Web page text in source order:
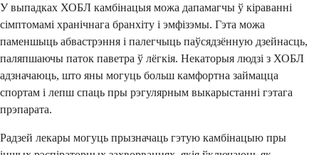
У выпадках ХОБЛ камбінацыя можа дапамагчы ў кіраванні
сімптомамі хранічнага бранхіту і эмфізэмы. Гэта можа
паменшыць абвастрэння і палегчыць паўсядзённую дзейнасць,
паляпшаючы паток паветра ў лёгкія. Некаторыя людзі з ХОБЛ
адзначаюць, што яны могуць больш камфортна займацца
спортам і лепш спаць пры рэгулярным выкарыстанні гэтага
прэпарата.
Радзей лекары могуць прызначаць гэтую камбінацыю пры